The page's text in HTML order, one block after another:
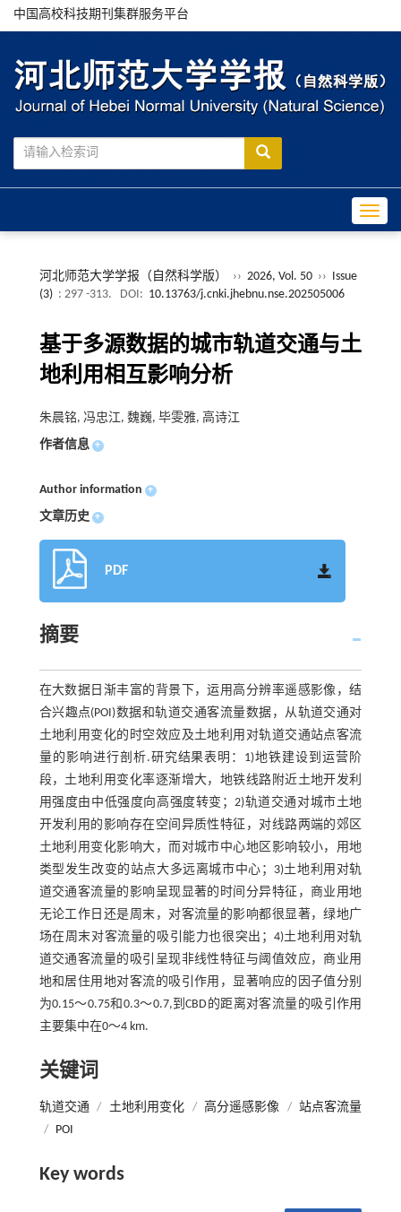
中国高校科技期刊集群服务平台
河北师范大学学报（自然科学版） ›› 2026, Vol. 50 ›› Issue
(3) : 297 -313. DOI: 10.13763/j.cnki.jhebnu.nse.202505006
基于多源数据的城市轨道交通与土
地利用相互影响分析
朱晨铭, 冯忠江, 魏巍, 毕雯雅, 高诗江
作者信息 +
Author information +
文章历史 +
PDF
摘要
在大数据日渐丰富的背景下，运用高分辨率遥感影像，结
合兴趣点(POI)数据和轨道交通客流量数据，从轨道交通对
土地利用变化的时空效应及土地利用对轨道交通站点客流
量的影响进行剖析.研究结果表明：1)地铁建设到运营阶
段，土地利用变化率逐渐增大，地铁线路附近土地开发利
用强度由中低强度向高强度转变；2)轨道交通对城市土地
开发利用的影响存在空间异质性特征，对线路两端的郊区
土地利用变化影响大，而对城市中心地区影响较小，用地
类型发生改变的站点大多远离城市中心；3)土地利用对轨
道交通客流量的影响呈现显著的时间分异特征，商业用地
无论工作日还是周末，对客流量的影响都很显著，绿地广
场在周末对客流量的吸引能力也很突出；4)土地利用对轨
道交通客流量的吸引呈现非线性特征与阈值效应，商业用
地和居住用地对客流的吸引作用，显著响应的因子值分别
为0.15～0.75和0.3～0.7,到CBD的距离对客流量的吸引作用
主要集中在0～4 km.
关键词
轨道交通 / 土地利用变化 / 高分遥感影像 / 站点客流量
/
POI
Key words